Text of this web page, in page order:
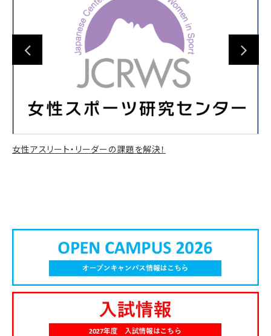
Previous
女性アスリート・リーダーの課題を解決！
Next